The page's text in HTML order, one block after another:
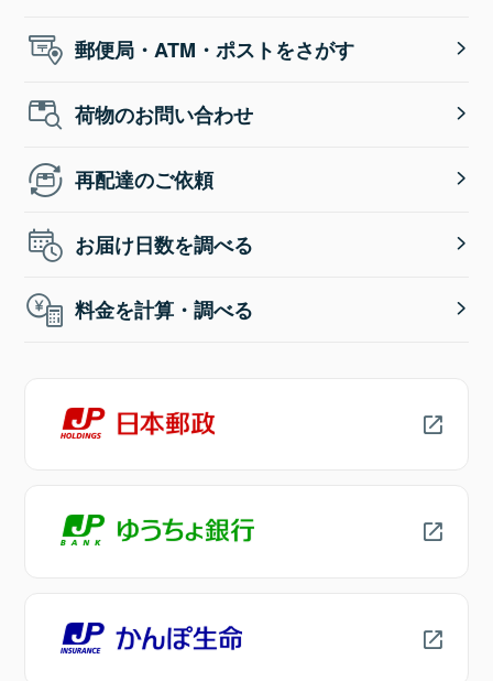
郵便局・ATM・ポストをさがす
荷物のお問い合わせ
再配達のご依頼
お届け日数を調べる
料金を計算・調べる